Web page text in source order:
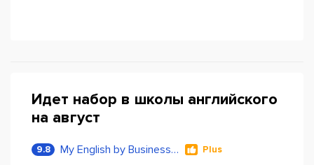
Идет набор в школы английского
на август
9.8 My English by Business Language Plus